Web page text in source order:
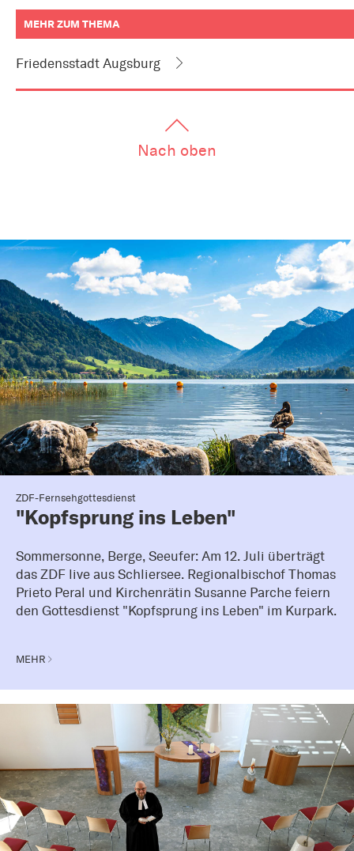
MEHR ZUM THEMA
zum
als
Friedensstadt Augsburg
Nach oben
ZDF-Fernsehgottesdienst
"Kopfsprung ins Leben"
Sommersonne, Berge, Seeufer: Am 12. Juli überträgt
das ZDF live aus Schliersee. Regionalbischof Thomas
Prieto Peral und Kirchenrätin Susanne Parche feiern
den Gottesdienst "Kopfsprung ins Leben" im Kurpark.
MEHR